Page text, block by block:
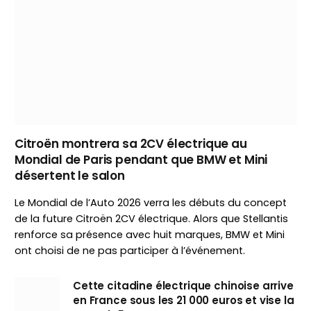
Citroën montrera sa 2CV électrique au
Mondial de Paris pendant que BMW et Mini
désertent le salon
Le Mondial de l’Auto 2026 verra les débuts du concept
de la future Citroën 2CV électrique. Alors que Stellantis
renforce sa présence avec huit marques, BMW et Mini
ont choisi de ne pas participer à l’événement.
Cette citadine électrique chinoise arrive
en France sous les 21 000 euros et vise la